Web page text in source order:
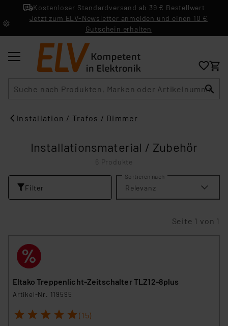
Kostenloser Standardversand ab 39 € Bestellwert
Jetzt zum ELV-Newsletter anmelden und einen 10 €
Gutschein erhalten
Installation / Trafos / Dimmer
Installationsmaterial / Zubehör
6 Produkte
Filter
Sortieren nach
Relevanz
Seite 1 von 1
Eltako Treppenlicht-Zeitschalter TLZ12-8plus
Artikel-Nr. 119595
1 2 3 4 5 (15)